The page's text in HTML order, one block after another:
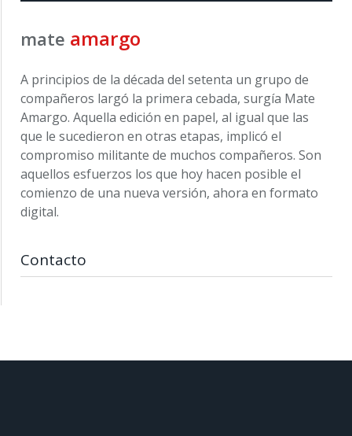
mate amargo
A principios de la década del setenta un grupo de
compañeros largó la primera cebada, surgía Mate
Amargo. Aquella edición en papel, al igual que las
que le sucedieron en otras etapas, implicó el
compromiso militante de muchos compañeros. Son
aquellos esfuerzos los que hoy hacen posible el
comienzo de una nueva versión, ahora en formato
digital.
Contacto